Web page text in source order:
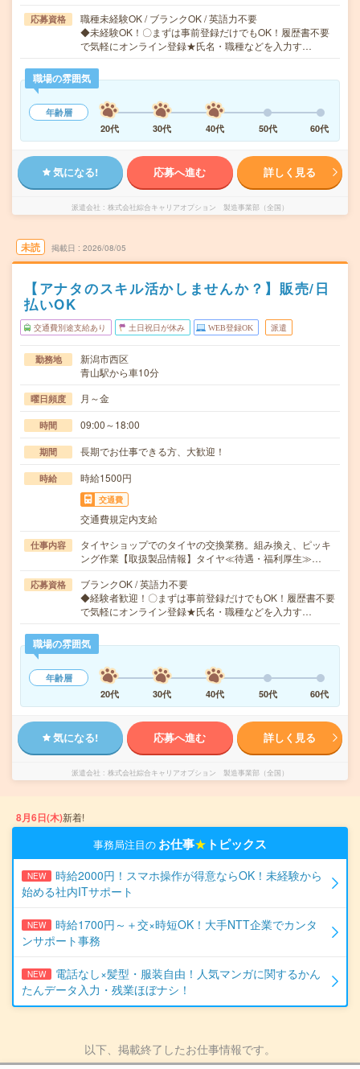
応募資格
職種未経験OK / ブランクOK / 英語力不要
◆未経験OK！〇まずは事前登録だけでもOK！履歴書不要
で気軽にオンライン登録★氏名・職種などを入力す…
職場の雰囲気
年齢層
20代
30代 40代 50代 60代
気になる! 応募へ進む 詳しく見る
派遣会社 株式会社綜合キャリアオプション 製造事業部（全国）
未読 掲載日 2026/08/05
【アナタのスキル活かしませんか？】販売/日
払いOK
交通費別途支給あり 土日祝日が休み WEB登録OK 派遣
勤務地
新潟市西区
青山駅から車10分
曜日頻度 月～金
時間 09:00～18:00
期間 長期でお仕事できる方、大歓迎！
時給 時給1500円
交通費
交通費規定内支給
仕事内容
タイヤショップでのタイヤの交換業務。組み換え、ピッキ
ング作業【取扱製品情報】タイヤ≪待遇・福利厚生≫…
応募資格
ブランクOK / 英語力不要
◆経験者歓迎！〇まずは事前登録だけでもOK！履歴書不要
で気軽にオンライン登録★氏名・職種などを入力す…
職場の雰囲気
年齢層
20代
30代 40代 50代 60代
気になる! 応募へ進む 詳しく見る
派遣会社 株式会社綜合キャリアオプション 製造事業部（全国）
8月6日(木)新着!
事務局注目の お仕事★ トピックス
NEW
時給2000円！スマホ操作が得意ならOK！未経験から
始める社内ITサポート
NEW
時給1700円～＋交×時短OK！大手NTT企業でカンタ
ンサポート事務
NEW
電話なし×髪型・服装自由！人気マンガに関するかん
たんデータ入力・残業ほぼナシ！
以下、掲載終了したお仕事情報です。